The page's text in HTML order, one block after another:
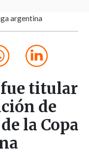
argentina
titular
de
la Copa